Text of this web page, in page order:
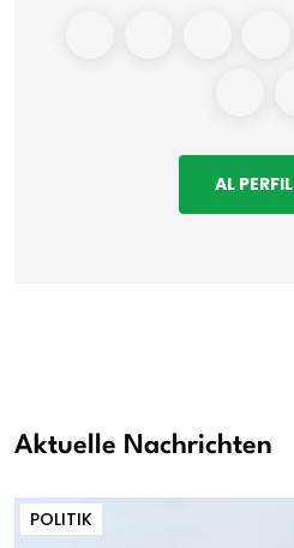
AL PERFIL
Aktuelle Nachrichten
POLITIK